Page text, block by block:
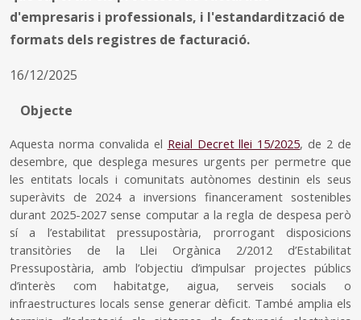
d'empresaris i professionals, i l'estandardització de
formats dels registres de facturació.
16/12/2025
Objecte
Aquesta norma convalida el Reial Decret llei 15/2025, de 2 de
desembre, que desplega mesures urgents per permetre que
les entitats locals i comunitats autònomes destinin els seus
superàvits de 2024 a inversions financerament sostenibles
durant 2025-2027 sense computar a la regla de despesa però
sí a l’estabilitat pressupostària, prorrogant disposicions
transitòries de la Llei Orgànica 2/2012 d’Estabilitat
Pressupostària, amb l’objectiu d’impulsar projectes públics
d’interès com habitatge, aigua, serveis socials o
infraestructures locals sense generar dèficit. També amplia els